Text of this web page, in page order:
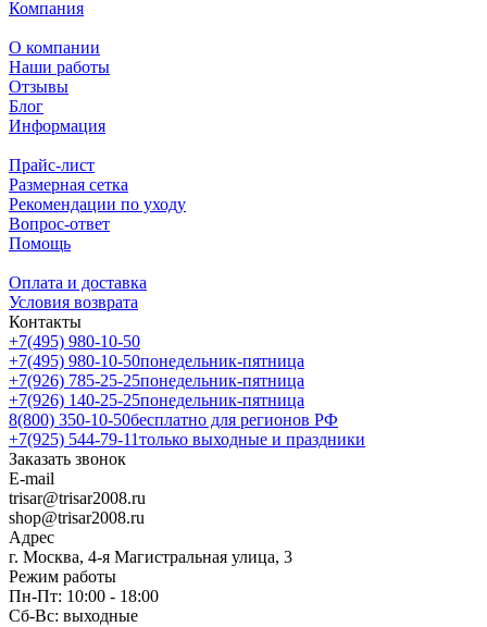
Компания
О компании
Наши работы
Отзывы
Блог
Информация
Прайс-лист
Размерная сетка
Рекомендации по уходу
Вопрос-ответ
Помощь
Оплата и доставка
Условия возврата
Контакты
+7(495) 980-10-50
+7(495) 980-10-50понедельник-пятница
+7(926) 785-25-25понедельник-пятница
+7(926) 140-25-25понедельник-пятница
8(800) 350-10-50бесплатно для регионов РФ
+7(925) 544-79-11только выходные и праздники
Заказать звонок
E-mail
trisar@trisar2008.ru
shop@trisar2008.ru
Адрес
г. Москва, 4-я Магистральная улица, 3
Режим работы
Пн-Пт: 10:00 - 18:00
Сб-Вс: выходные